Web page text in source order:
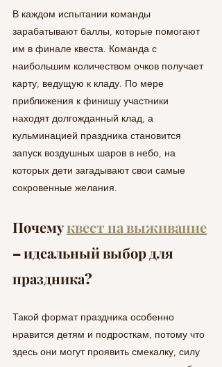
В каждом испытании команды
зарабатывают баллы, которые помогают
им в финале квеста. Команда с
наибольшим количеством очков получает
карту, ведущую к кладу. По мере
приближения к финишу участники
находят долгожданный клад, а
кульминацией праздника становится
запуск воздушных шаров в небо, на
которых дети загадывают свои самые
сокровенные желания.
Почему квест на выживание
– идеальный выбор для
праздника?
Такой формат праздника особенно
нравится детям и подросткам, потому что
здесь они могут проявить смекалку, силу